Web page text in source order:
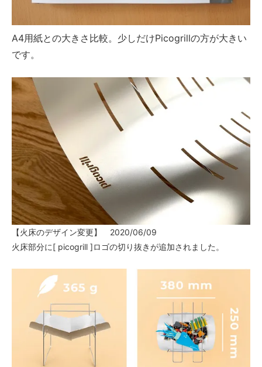
A4用紙との大きさ比較。少しだけPicogrillの方が大きい
です。
【火床のデザイン変更】 2020/06/09
火床部分に[ picogrill ]ロゴの切り抜きが追加されました。